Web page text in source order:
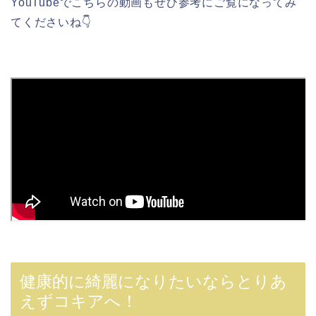
YouTubeでこちらの動画もぜひ参考にご覧になってみ
てくださいね👇
健康的に綺麗になりたいならとりあ
えずコキアへ！